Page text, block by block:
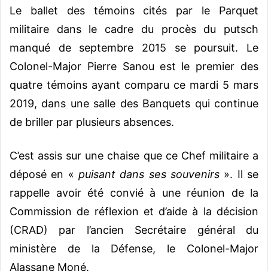
Le ballet des témoins cités par le Parquet
militaire dans le cadre du procès du putsch
manqué de septembre 2015 se poursuit. Le
Colonel-Major Pierre Sanou est le premier des
quatre témoins ayant comparu ce mardi 5 mars
2019, dans une salle des Banquets qui continue
de briller par plusieurs absences.
C’est assis sur une chaise que ce Chef militaire a
déposé en « puisant dans ses souvenirs ». Il se
rappelle avoir été convié à une réunion de la
Commission de réflexion et d’aide à la décision
(CRAD) par l’ancien Secrétaire général du
ministère de la Défense, le Colonel-Major
Alassane Moné.